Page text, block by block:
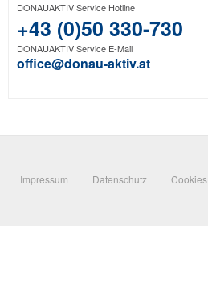
DONAUAKTIV Service Hotline
+43 (0)50 330-730
DONAUAKTIV Service E-Mail
office@donau-aktiv.at
Impressum Datenschutz Cookies